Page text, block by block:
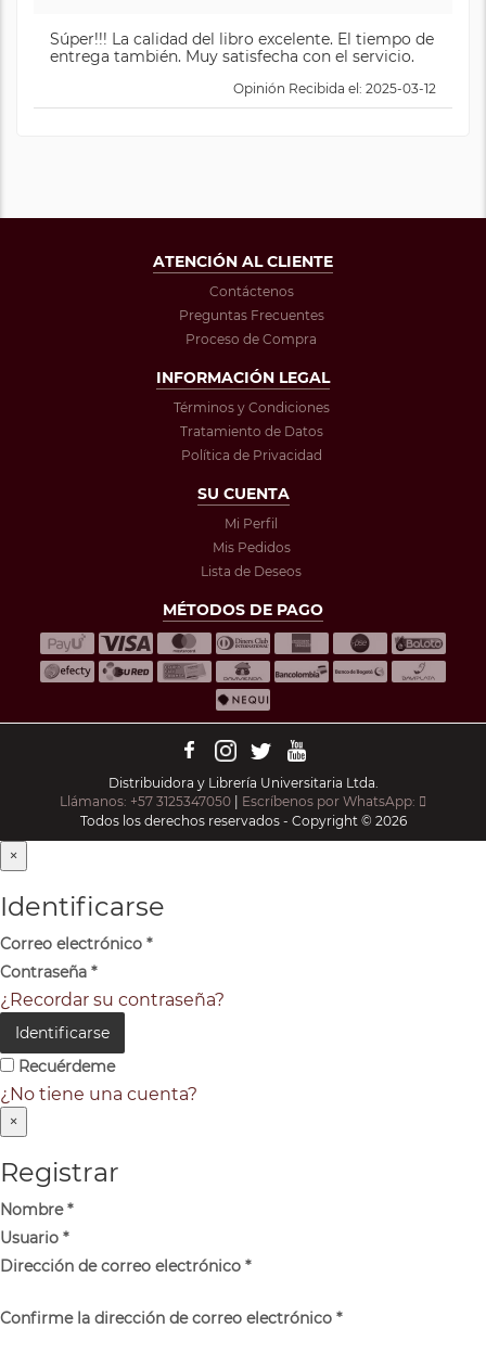
Súper!!! La calidad del libro excelente. El tiempo de
entrega también. Muy satisfecha con el servicio.
Opinión Recibida el: 2025-03-12
ATENCIÓN AL CLIENTE
Contáctenos
Preguntas Frecuentes
Proceso de Compra
INFORMACIÓN LEGAL
Términos y Condiciones
Tratamiento de Datos
Política de Privacidad
SU CUENTA
Mi Perfil
Mis Pedidos
Lista de Deseos
MÉTODOS DE PAGO
Distribuidora y Librería Universitaria Ltda.
Llámanos: +57 3125347050
Escríbenos por WhatsApp:
Todos los derechos reservados - Copyright © 2026
×
Identificarse
Correo electrónico *
Contraseña *
¿Recordar su contraseña?
Identificarse
Recuérdeme
¿No tiene una cuenta?
×
Registrar
Nombre*
Usuario *
Dirección de correo electrónico *
Confirme la dirección de correo electrónico *